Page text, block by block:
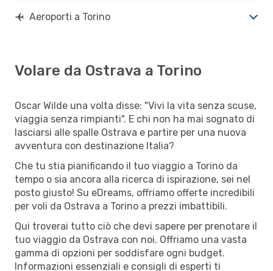
Aeroporti a Torino
Volare da Ostrava a Torino
Oscar Wilde una volta disse: "Vivi la vita senza scuse,
viaggia senza rimpianti". E chi non ha mai sognato di
lasciarsi alle spalle Ostrava e partire per una nuova
avventura con destinazione Italia?
Che tu stia pianificando il tuo viaggio a Torino da
tempo o sia ancora alla ricerca di ispirazione, sei nel
posto giusto! Su eDreams, offriamo offerte incredibili
per voli da Ostrava a Torino a prezzi imbattibili.
Qui troverai tutto ciò che devi sapere per prenotare il
tuo viaggio da Ostrava con noi. Offriamo una vasta
gamma di opzioni per soddisfare ogni budget.
Informazioni essenziali e consigli di esperti ti